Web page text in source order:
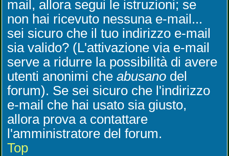
mail, allora segui le istruzioni; se
non hai ricevuto nessuna e-mail...
sei sicuro che il tuo indirizzo e-mail
sia valido? (L'attivazione via e-mail
serve a ridurre la possibilità di avere
utenti anonimi che abusano del
forum). Se sei sicuro che l'indirizzo
e-mail che hai usato sia giusto,
allora prova a contattare
l'amministratore del forum.
Top